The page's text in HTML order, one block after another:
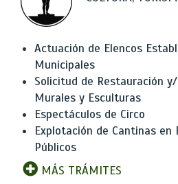
Actuación de Elencos
Municipales
Solicitud de Restauración
Murales y Esculturas
Espectáculos de Circo
Explotación de Cantinas en
Públicos
MÁS TRÁMITES